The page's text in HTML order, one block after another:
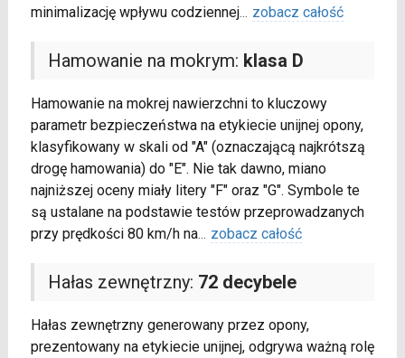
minimalizację wpływu codziennej... zobacz całość
Hamowanie na mokrym: klasa D
Hamowanie na mokrej nawierzchni to kluczowy
parametr bezpieczeństwa na etykiecie unijnej opony,
klasyfikowany w skali od "A" (oznaczającą najkrótszą
drogę hamowania) do "E". Nie tak dawno, miano
najniższej oceny miały litery "F" oraz "G". Symbole te
są ustalane na podstawie testów przeprowadzanych
przy prędkości 80 km/h na... zobacz całość
Hałas zewnętrzny: 72 decybele
Hałas zewnętrzny generowany przez opony,
prezentowany na etykiecie unijnej, odgrywa ważną rolę